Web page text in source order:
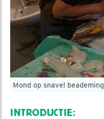
Mond op snavel beademing
INTRODUCTIE: